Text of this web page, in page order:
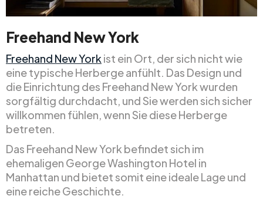
Freehand New York
Freehand New York ist ein Ort, der sich nicht wie
eine typische Herberge anfühlt. Das Design und
die Einrichtung des Freehand New York wurden
sorgfältig durchdacht, und Sie werden sich sicher
willkommen fühlen, wenn Sie diese Herberge
betreten.
Das Freehand New York befindet sich im
ehemaligen George Washington Hotel in
Manhattan und bietet somit eine ideale Lage und
eine reiche Geschichte.